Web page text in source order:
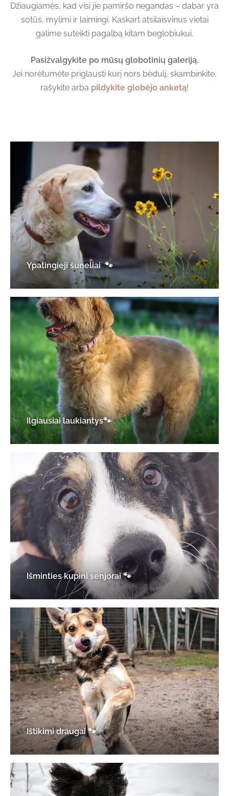
Džiaugiamės, kad visi jie pamiršo negandas – dabar yra
sotūs, mylimi ir laimingi. Kaskart atsilaisvinus vietai
galime suteikti pagalbą kitam beglobiukui.
Pasižvalgykite po mūsų globotinių galeriją.
Jei norėtumėte priglausti kurį nors bėdulį, skambinkite,
rašykite arba pildykite globėjo anketą!
Ypatingieji šuneliai 🐾
Ilgiausiai laukiantys🐾
Išminties kupini senjorai 🐾
Ištikimi draugai 🐾